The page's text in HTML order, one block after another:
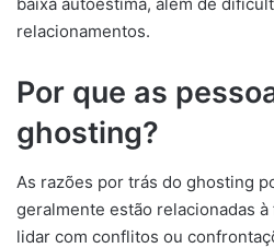
relacionamentos.
Por que as
ghosting?
As razões por trás do ghosting
geralmente estão relacionadas
lidar com conflitos ou